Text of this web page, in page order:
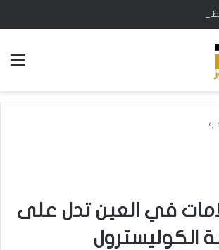
بدر يوجه دعوة إلى فصائل المقاومة
في العين تدل على
الكوليسترول